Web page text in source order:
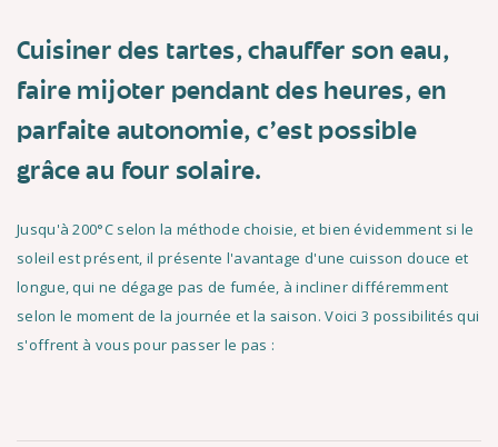
Cuisiner des tartes, chauffer son eau,
faire mijoter pendant des heures, en
parfaite autonomie, c'est possible
grâce au four solaire.
Jusqu'à 200°C selon la méthode choisie, et bien évidemment si le
soleil est présent, il présente l'avantage d'une cuisson douce et
longue, qui ne dégage pas de fumée, à incliner différemment
selon le moment de la journée et la saison. Voici 3 possibilités qui
s'offrent à vous pour passer le pas :